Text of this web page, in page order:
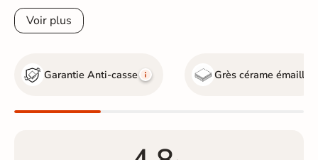
Voir plus
Garantie Anti-casse Grès cérame émaillé